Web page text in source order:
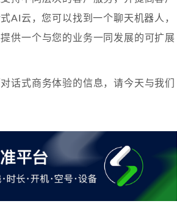
AI云，您可以找到一个聊天机器人，
供一个与您的业务一同发展的可扩展
话式商务体验的信息，请今天与我们